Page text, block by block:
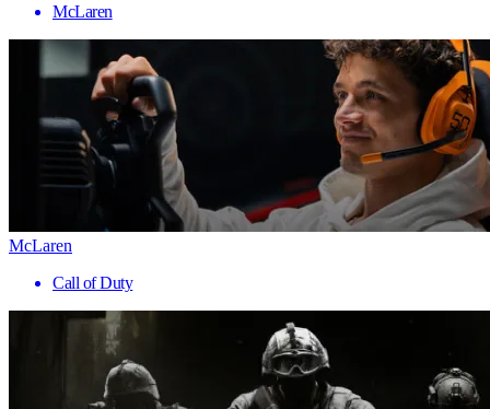
McLaren
McLaren
Call of Duty